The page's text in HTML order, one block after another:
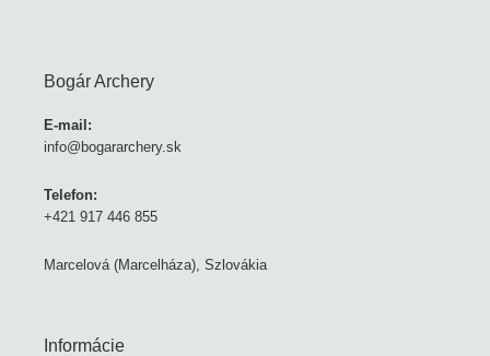
Bogár Archery
E-mail:
info@bogararchery.sk
Telefon:
+421 917 446 855
Marcelová (Marcelháza), Szlovákia
Informácie